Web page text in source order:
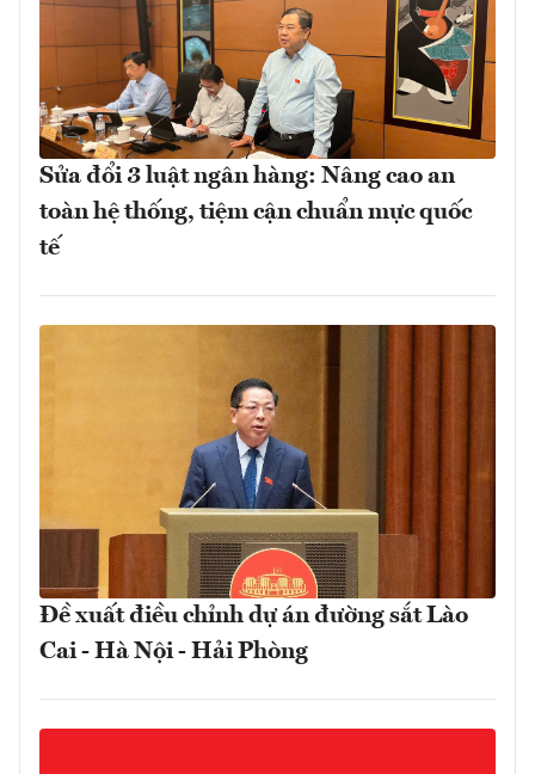
Sửa đổi 3 luật ngân hàng: Nâng cao an
toàn hệ thống, tiệm cận chuẩn mực quốc
tế
Đề xuất điều chỉnh dự án đường sắt Lào
Cai - Hà Nội - Hải Phòng